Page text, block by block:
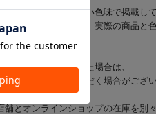
きる限り実物に近い色味で掲載して
やご覧の環境により、実際の商品と
不具合が確認された場合は、
ャンセルさせていただく場合がござい
とオンラインショップの在庫を別